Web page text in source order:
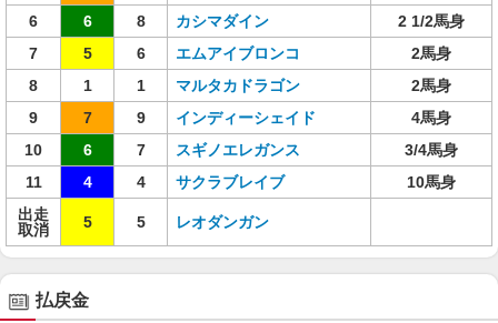
6
6 8 カシマダイン
2 1/2馬身
7
5 6 エムアイブロンコ
2馬身
8
1 1 マルタカドラゴン
2馬身
9
7 9 インディーシェイド
4馬身
10
6 7 スギノエレガンス
3/4馬身
11
4 4 サクラブレイブ
10馬身
出走
取消
5 5 レオダンガン
払戻金